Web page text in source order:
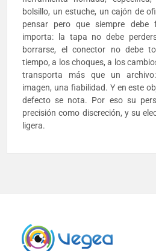
bolsillo, un estuche, un cajón de
pensar pero que siempre debe
importa: la tapa no debe
borrarse, el conector no debe
tiempo, a los choques, a los
transporta más que un
imagen, una fiabilidad. Y en este
defecto se nota. Por eso su
precisión como discreción, y su
ligera.